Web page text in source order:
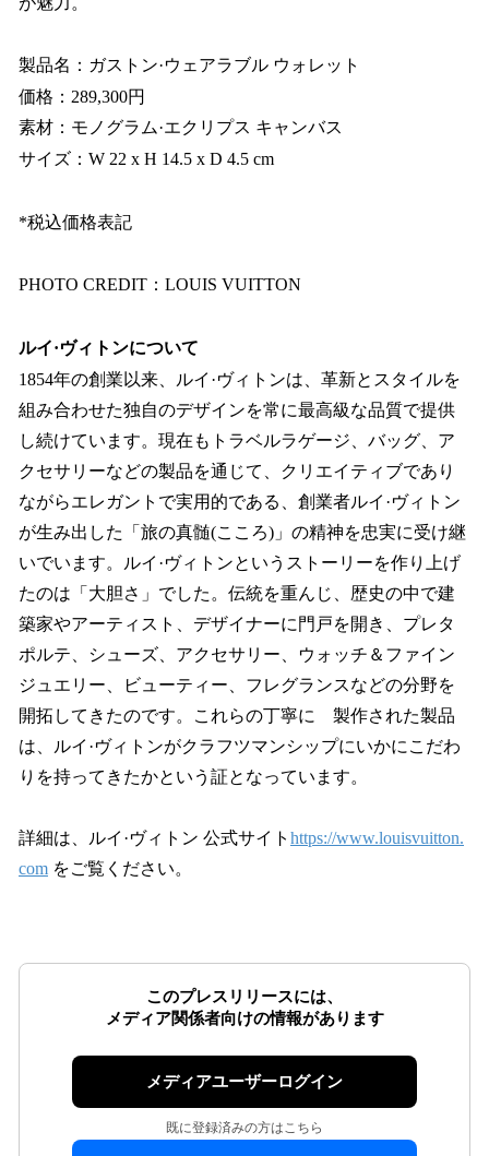
製品名：ガストン·ウェアラブル ウォレット
価格：289,300円
素材：モノグラム·エクリプス キャンバス
サイズ：W 22 x H 14.5 x D 4.5 cm
*税込価格表記
PHOTO CREDIT：LOUIS VUITTON
ルイ·ヴィトンについて
1854年の創業以来、ルイ·ヴィトンは、革新とスタイルを
組み合わせた独自のデザインを常に最高級な品質で提供
し続けています。現在もトラベルラゲージ、バッグ、ア
クセサリーなどの製品を通じて、クリエイティブであり
ながらエレガントで実用的である、創業者ルイ·ヴィトン
が生み出した「旅の真髄(こころ)」の精神を忠実に受け継
いでいます。ルイ·ヴィトンというストーリーを作り上げ
たのは「大胆さ」でした。伝統を重んじ、歴史の中で建
築家やアーティスト、デザイナーに門戸を開き、プレタ
ポルテ、シューズ、アクセサリー、ウォッチ＆ファイン
ジュエリー、ビューティー、フレグランスなどの分野を
開拓してきたのです。これらの丁寧に 製作された製品
は、ルイ·ヴィトンがクラフツマンシップにいかにこだわ
りを持ってきたかという証となっています。
詳細は、ルイ·ヴィトン 公式サイト https://www.louisvuitton.
com をご覧ください。
このプレスリリースには、
メディア関係者向けの情報があります
メディアユーザーログイン
既に登録済みの方はこちら